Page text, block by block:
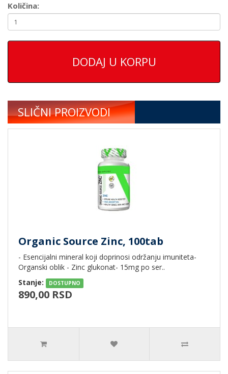
Količina:
DODAJ U KORPU
SLIČNI PROIZVODI
Organic Source Zinc, 100tab
- Esencijalni mineral koji doprinosi održanju imuniteta-
Organski oblik - Zinc glukonat- 15mg po ser..
Stanje:
DOSTUPNO
890,00 RSD